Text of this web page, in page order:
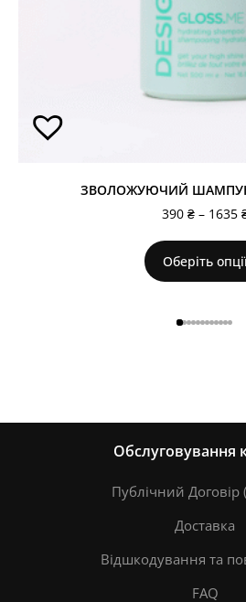
ЗВОЛОЖУЮЧИЙ
390 ₴ – 1635
Оберіть
Обслуговування
Публічний Договір
Доставка
Відшкодування та
FAQ